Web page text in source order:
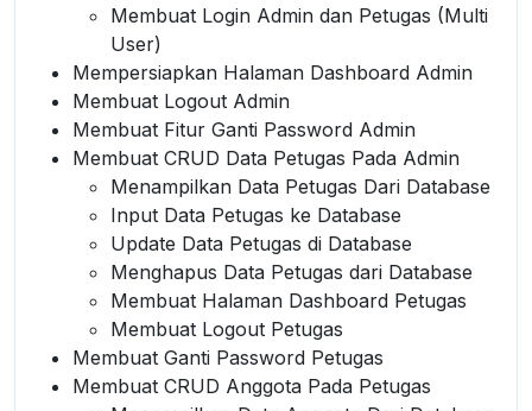
Membuat Login Admin dan Petugas (Multi
User)
Mempersiapkan Halaman Dashboard Admin
Membuat Logout Admin
Membuat Fitur Ganti Password Admin
Membuat CRUD Data Petugas Pada Admin
Menampilkan Data Petugas Dari Database
Input Data Petugas ke Database
Update Data Petugas di Database
Menghapus Data Petugas dari Database
Membuat Halaman Dashboard Petugas
Membuat Logout Petugas
Membuat Ganti Password Petugas
Membuat CRUD Anggota Pada Petugas